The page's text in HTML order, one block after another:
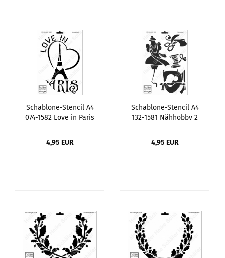
Schablone-Stencil A4
074-1582 Love in Paris
4,95 EUR
Schablone-Stencil A4
132-1581 Nähhobby 2
4,95 EUR